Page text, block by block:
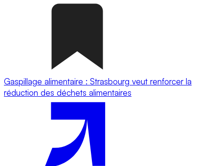
Gaspillage alimentaire : Strasbourg veut renforcer la
réduction des déchets alimentaires